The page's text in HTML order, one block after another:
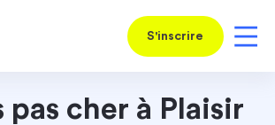
S'inscrire
pas cher à Plaisir